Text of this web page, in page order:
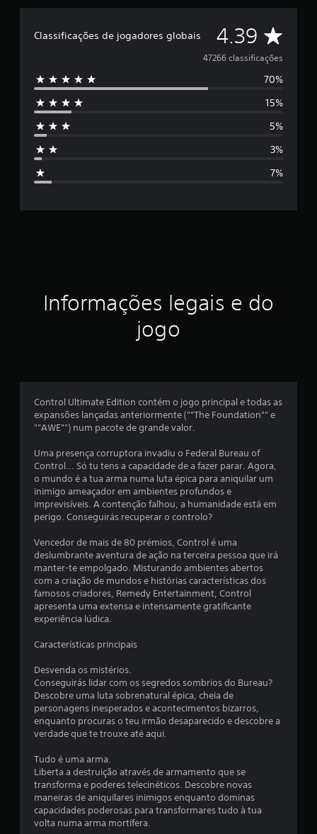
Classificações de jogadores globais 4.39 C
l
a
s
i
ç
é
i
a
d
4
.
s
t
a
47266 classificações
70%
15%
5%
3%
7%
Informações legais e do
jogo
Control Ultimate Edition contém o jogo principal e todas as
expansões lançadas anteriormente (""The Foundation"" e
""AWE"") num pacote de grande valor.
Uma presença corruptora invadiu o Federal Bureau of
Control... Só tu tens a capacidade de a fazer parar. Agora,
o mundo é a tua arma numa luta épica para aniquilar um
inimigo ameaçador em ambientes profundos e
imprevisíveis. A contenção falhou, a humanidade está em
perigo. Conseguirás recuperar o controlo?
Vencedor de mais de 80 prémios, Control é uma
deslumbrante aventura de ação na terceira pessoa que irá
manter-te empolgado. Misturando ambientes abertos
com a criação de mundos e histórias características dos
famosos criadores, Remedy Entertainment, Control
apresenta uma extensa e intensamente gratificante
experiência lúdica.
Características principais
Desvenda os mistérios.
Conseguirás lidar com os segredos sombrios do Bureau?
Descobre uma luta sobrenatural épica, cheia de
personagens inesperados e acontecimentos bizarros,
enquanto procuras o teu irmão desaparecido e descobre a
verdade que te trouxe até aqui.
Tudo é uma arma.
Liberta a destruição através de armamento que se
transforma e poderes telecinéticos. Descobre novas
maneiras de aniquilares inimigos enquanto dominas
capacidades poderosas para transformares tudo à tua
volta numa arma mortífera.